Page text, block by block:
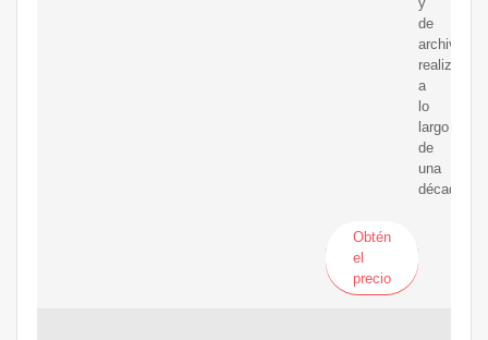
de
archivo
realizado
a
lo
largo
de
una
década
Obtén
el
precio